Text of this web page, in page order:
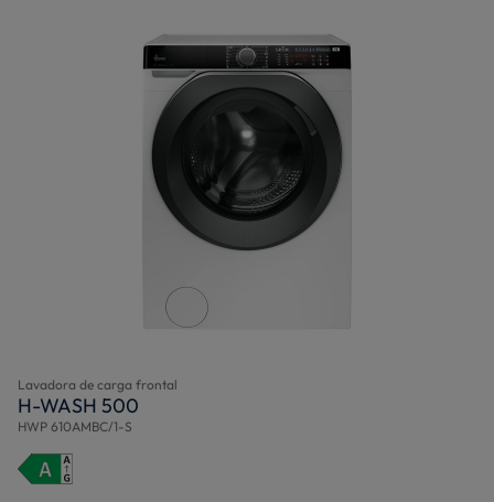
Lavadora de carga frontal
H-WASH 500
HWP 610AMBC/1-S